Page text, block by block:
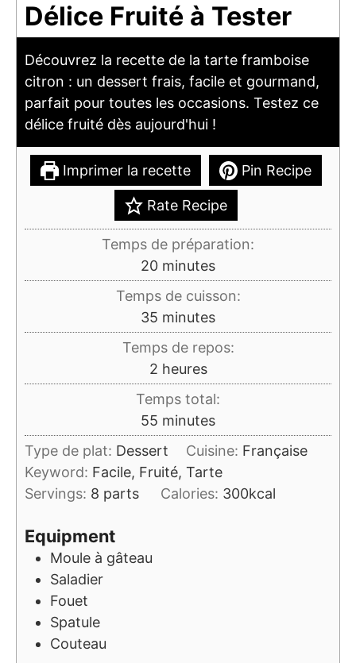
Délice Fruité à Tester
Découvrez la recette de la tarte framboise
citron : un dessert frais, facile et gourmand,
parfait pour toutes les occasions. Testez ce
délice fruité dès aujourd'hui !
Imprimer la recette Pin Recipe
Rate Recipe
Temps de préparation:
20minutes
minutes
Temps de cuisson:
35 minutes
minutes
Temps de repos:
2heures
heures
Temps total:
55 minutes
minutes
Type de plat: Dessert Cuisine: Française
Keyword: Facile, Fruité, Tarte
Servings: 8 parts Calories: 300kcal
Equipment
Moule à gâteau
Saladier
Fouet
Spatule
Couteau